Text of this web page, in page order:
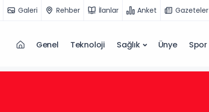
Galeri Rehber İlanlar Anket Gazeteler
Genel Teknoloji Sağlık Ünye Spor